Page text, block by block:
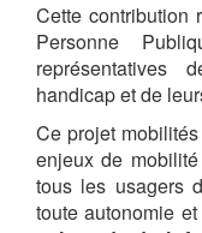
Cette contribution
Personne
représentatives
handicap et de
Ce projet
enjeux de
tous les usagers
toute autonomie